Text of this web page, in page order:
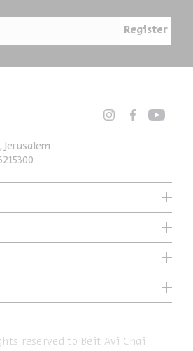
Register
Jerusalem
reserved to Beit Avi Chai